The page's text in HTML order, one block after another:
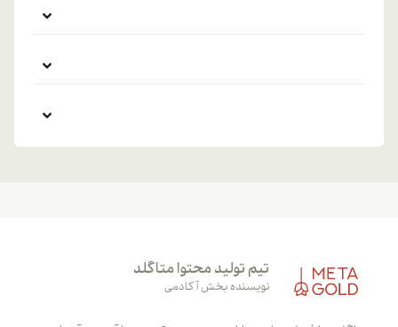
تیم تولید محتوا متاگلد
نویسنده بخش آکادمی